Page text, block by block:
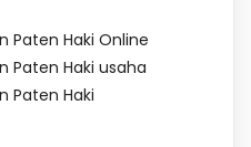
Paten Haki Online
Paten Haki usaha
Paten Haki